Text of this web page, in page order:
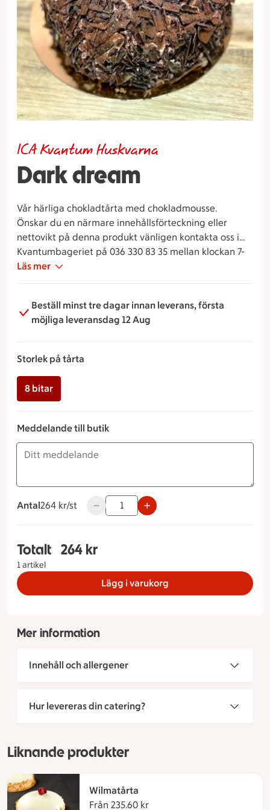
Dark dream
ICA Kvantum Huskvarna
Vår härliga chokladtårta med chokladmousse.
Önskar du en närmare innehållsförteckning eller
nettovikt på denna produkt vänligen kontakta oss i
Kvantumbageriet på 036 330 83 35 mellan klockan 7-
15.
Läs mer
Beställ minst tre dagar innan leverans, första
möjliga leveransdag 12 Aug
Storlek på tårta
8 bitar
Meddelande till butik
Antal
264 kronor styck
264 kr/st Använd knapparna för att minska eller
Totalt
1 artikel
Totalt 1 stycken Dark dream Storlek på tårta 8
264 kr
Lägg i varukorg
Mer information
Innehåll och allergener
Hur levereras din catering?
Liknande produkter
Wilmatårta
Från 235.60 kr